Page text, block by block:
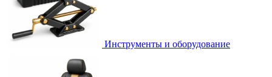
Инструменты и оборудование